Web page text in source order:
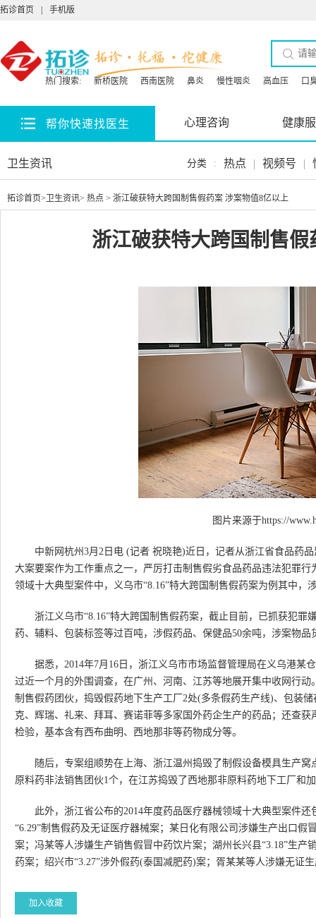
拓诊首页 手机版
热门搜索: 新桥医院 西南医院 鼻炎 慢性咽炎 高血压 口
帮你快速找医生 心理咨询 健康
卫生资讯 分类 : 热点 | 视频号 |
拓诊首页> 卫生资讯> 热点 > 浙江破获特大跨国制售假药案 涉案物值8亿以上
浙江破获特大跨国制售
图片来源于https://
中新网杭州3月2日电 (记者 祝晓艳)近日，记者从浙江省食品药
大案要案作为工作重点之一，严厉打击制售假劣食品药品违法犯罪
领域十大典型案件中，义乌市“8.16”特大跨国制售假药案为例其中，
浙江义乌市“8.16”特大跨国制售假药案，截止目前，已抓获犯
药、辅料、包装标签等过百吨，涉假药品、保健品50余吨，涉案物品
据悉，2014年7月16日，浙江义乌市市场监督管理局在义乌港某
过近一个月的外围调查，在广州、河南、江苏等地展开集中收网行
制售假药团伙，捣毁假药地下生产工厂2处(多条假药生产线)、包装
克、辉瑞、礼来、拜耳、赛诺菲等多家国外药企生产的药品；还查
检验，基本含有西布曲明、西地那非等药物成分等。
随后，专案组顺势在上海、浙江温州捣毁了制假设备模具生产
原料药非法销售团伙1个，在江苏捣毁了西地那非原料药地下工厂和
此外，浙江省公布的2014年度药品医疗器械领域十大典型案件
“6.29”制售假药及无证医疗器械案；某日化有限公司涉嫌生产出口
案；冯某等人涉嫌生产销售假冒中药饮片案；湖州长兴县“3.18”生产
药案；绍兴市“3.27”涉外假药(泰国减肥药)案；胥某某等人涉嫌无证
加入收藏